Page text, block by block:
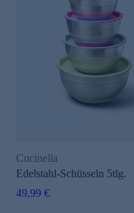
Cucinella
Edelstahl-Schüsseln 5tlg.
49,99 €